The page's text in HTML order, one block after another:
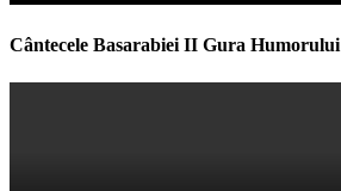
Cântecele Basarabiei II Gura Humorului